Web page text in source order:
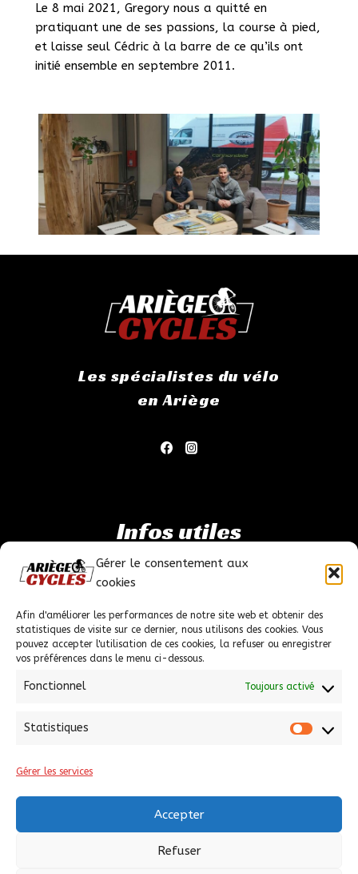
Gérer le consentement aux
cookies
Afin d'améliorer les performances de notre site web et obtenir des
statistiques de visite sur ce dernier, nous utilisons des cookies. Vous
pouvez accepter l'utilisation de ces cookies, la refuser ou enregistrer
vos préférences dans le menu ci-dessous.
Fonctionnel Toujours activé
Statistiques
Gérer les services
Accepter
Refuser
Le 8 mai 2021, Gregory nous a quitté en
pratiquant une de ses passions, la course à pied,
et laisse seul Cédric à la barre de ce qu’ils ont
initié ensemble en septembre 2011.
Les spécialistes du vélo
en Ariège
Infos utiles
Conditions générales de ventes
05 61 67 38 44
ariegecycles@hotmail.fr